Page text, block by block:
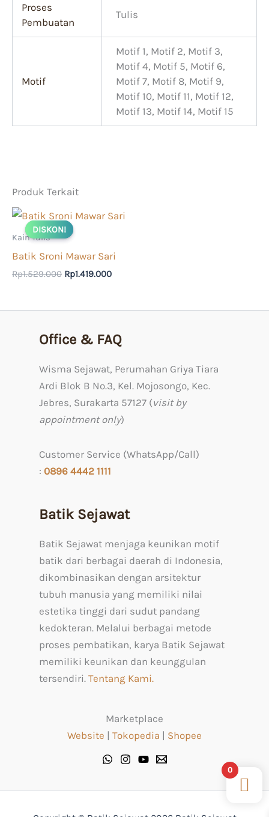
Proses
Pembuatan
Tulis
Motif
Motif 1, Motif 2, Motif 3,
Motif 4, Motif 5, Motif 6,
Motif 7, Motif 8, Motif 9,
Motif 10, Motif 11, Motif 12,
Motif 13, Motif 14, Motif 15
Produk Terkait
DISKON!
DISKON!
Kain Tulis
Batik Sroni Mawar Sari
Rp1.529.000
Harga
aslinya
adalah:
Rp1.419.000
Harga
saat
Rp1.419.000.
Office & FAQ
Wisma Sejawat, Perumahan Griya Tiara
Ardi Blok B No.3, Kel. Mojosongo, Kec.
Jebres, Surakarta 57127 (visit by
appointment only)
Customer Service (WhatsApp/Call)
: 0896 4442 1111
Batik Sejawat
Batik Sejawat menjaga keunikan motif
batik dari berbagai daerah di Indonesia,
dikombinasikan dengan arsitektur
tubuh manusia yang memiliki nilai
estetika tinggi dari sudut pandang
kedokteran. Melalui berbagai metode
proses pembatikan, karya Batik Sejawat
memiliki keunikan dan keunggulan
tersendiri. Tentang Kami.
Marketplace
Website | Tokopedia | Shopee
0